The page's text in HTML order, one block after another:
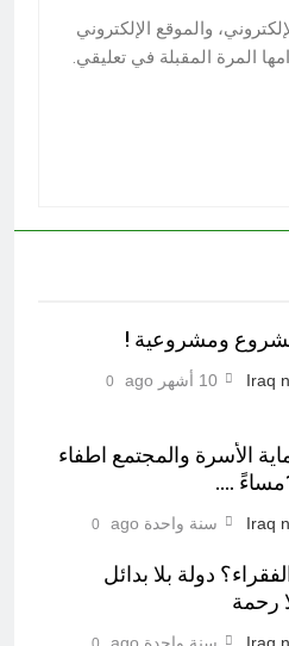
والموقع الإلكتروني
المرة المقبلة في تعليقي.
ومشروعية !
Iraq 10 أشهر ago 0
الأسرة والمجتمع اطفاء
Iraq سنة واحدة ago 0
دولة بلا بدائل
رحمة